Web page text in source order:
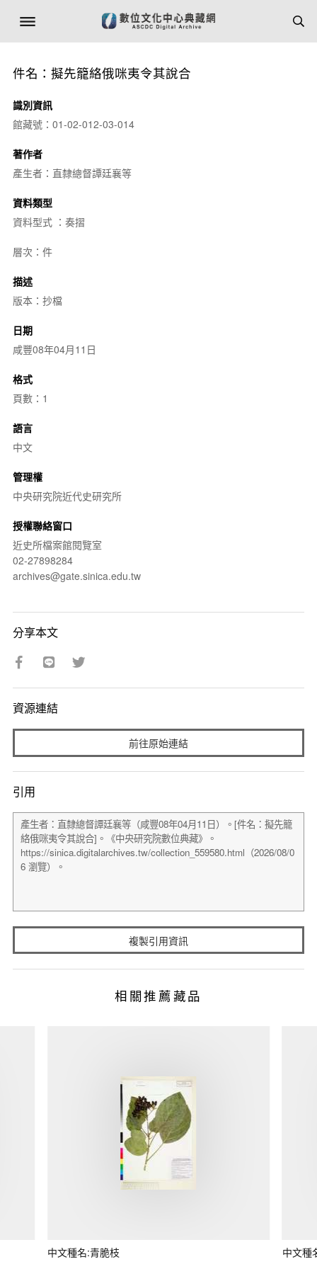
件名：擬先籠絡俄咪夷令其說合
識別資訊
館藏號：01-02-012-03-014
著作者
產生者：直隸總督譚廷襄等
資料類型
資料型式 ：奏摺
層次：件
描述
版本：抄檔
日期
咸豐08年04月11日
格式
頁數：1
語言
中文
管理權
中央研究院近代史研究所
授權聯絡窗口
近史所檔案館閱覽室
02-27898284
archives@gate.sinica.edu.tw
分享本文
資源連結
前往原始連結
引用
複製引用資訊
相關推薦藏品
中文種名:青脆枝 中文種